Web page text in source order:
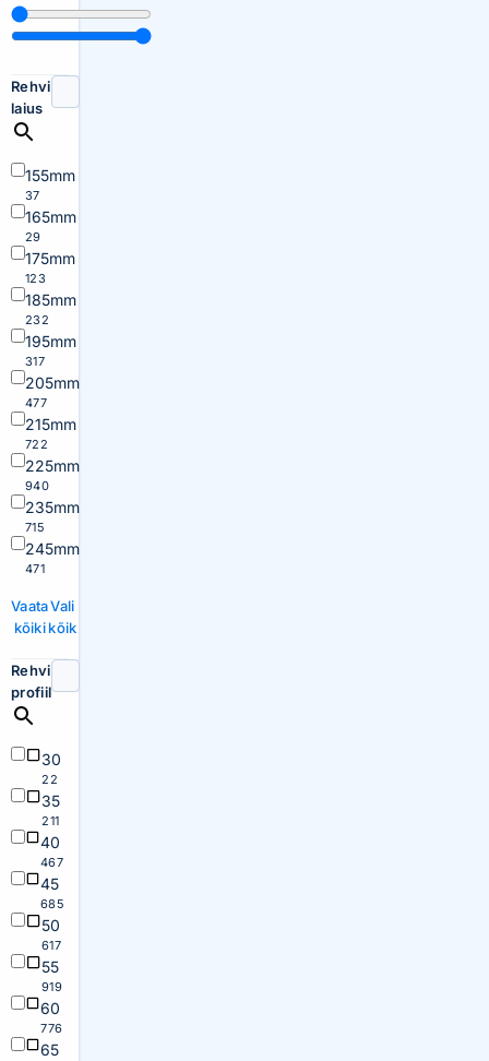
Rehvi
laius
155mm
37
165mm
29
175mm
123
185mm
232
195mm
317
205mm
477
215mm
722
225mm
940
235mm
715
245mm
471
Vaata
kõiki
Vali
kõik
Rehvi
profiil
30
22
35
211
40
467
45
685
50
617
55
919
60
776
65